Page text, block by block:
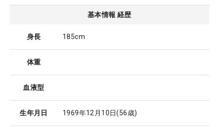
基本情報 経歴
身長 185cm
体重
血液型
生年月日 1969年12月10日(56歳)